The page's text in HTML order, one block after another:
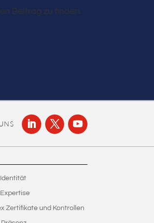
Beitrag zu finden.
Zertifikate und Kontrollen